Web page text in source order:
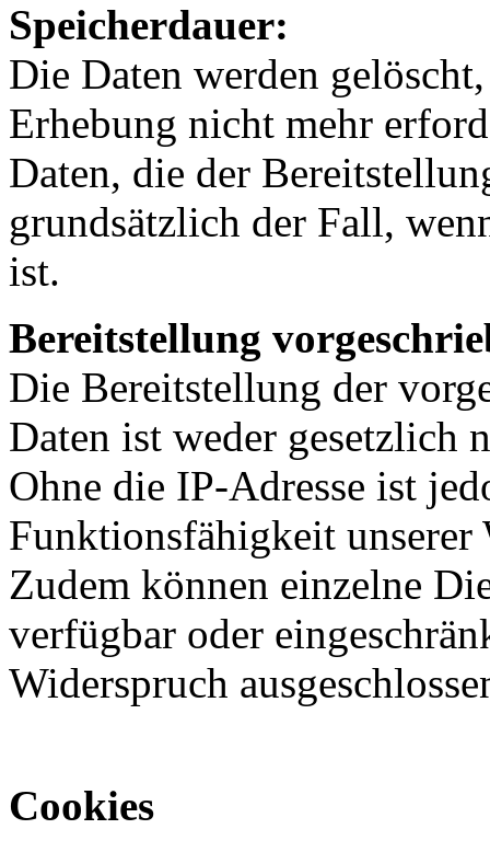
Speicherdauer:
Die Daten werden
Erhebung nicht mehr
Daten, die der
grundsätzlich der Fall,
ist.
Bereitstellung
Die Bereitstellung der
Daten ist weder gesetzlich
Ohne die IP-Adresse ist
Funktionsfähigkeit unserer
Zudem können einzelne
verfügbar oder
Widerspruch
Cookies